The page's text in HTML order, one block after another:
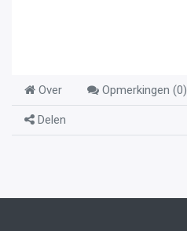
Over Opmerkingen (0)
Delen